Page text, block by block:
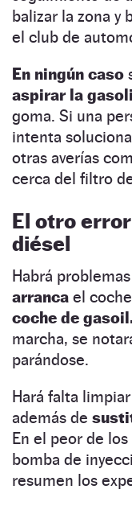
balizar la zona y
el club de
En ningún caso
aspirar la
goma. Si una
intenta
otras averías
cerca del filtro
El otro
diésel
Habrá problemas
arranca el
coche de
marcha, se
parándose.
Hará falta
además de
En el peor de
bomba de
resumen los